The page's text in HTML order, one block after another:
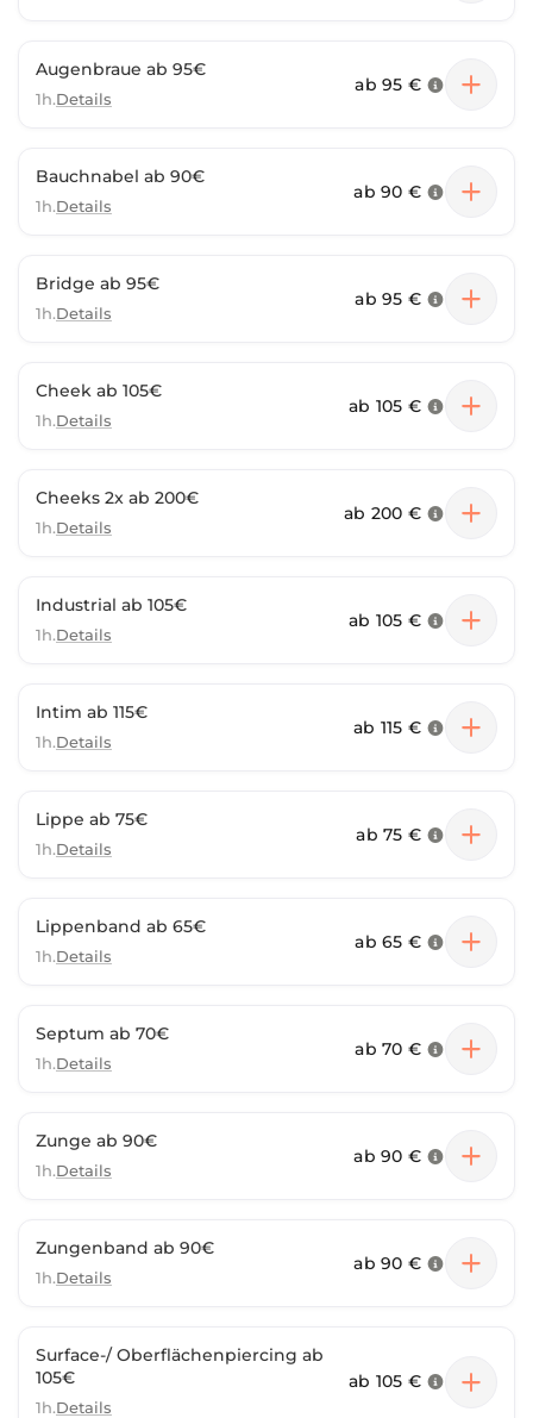
Augenbraue ab 95€
1h.Details
ab 95 €
Bauchnabel ab 90€
1h.Details
ab 90 €
Bridge ab 95€
1h.Details
ab 95 €
Cheek ab 105€
1h.Details
ab 105 €
Cheeks 2x ab 200€
1h.Details
ab 200 €
Industrial ab 105€
1h.Details
ab 105 €
Intim ab 115€
1h.Details
ab 115 €
Lippe ab 75€
1h.Details
ab 75 €
Lippenband ab 65€
1h.Details
ab 65 €
Septum ab 70€
1h.Details
ab 70 €
Zunge ab 90€
1h.Details
ab 90 €
Zungenband ab 90€
1h.Details
ab 90 €
Surface-/ Oberflächenpiercing ab
105€
1h.Details
ab 105 €